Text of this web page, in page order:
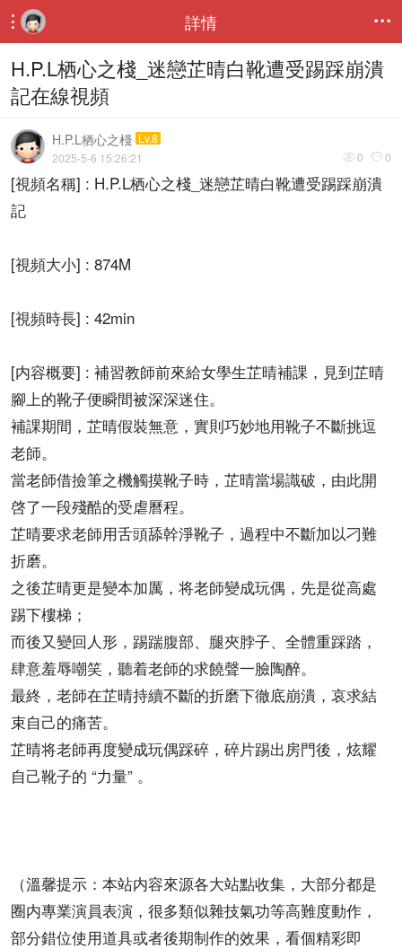
 詳情 
H.P.L栖心之棧_迷戀芷晴白靴遭受踢踩崩潰
記在線視頻
H.P.L栖心之棧 Lv.8
 0  0
2025-5-6 15:26:21
[視頻名稱] : H.P.L栖心之棧_迷戀芷晴白靴遭受踢踩崩潰
記
[視頻大小] : 874M
[視頻時長] : 42min
[内容概要] : 補習教師前來給女學生芷晴補課，見到芷晴
腳上的靴子便瞬間被深深迷住。
補課期間，芷晴假裝無意，實則巧妙地用靴子不斷挑逗
老師。
當老師借撿筆之機觸摸靴子時，芷晴當場識破，由此開
啓了一段殘酷的受虐曆程。
芷晴要求老師用舌頭舔幹淨靴子，過程中不斷加以刁難
折磨。
之後芷晴更是變本加厲，将老師變成玩偶，先是從高處
踢下樓梯；
而後又變回人形，踢踹腹部、腿夾脖子、全體重踩踏，
肆意羞辱嘲笑，聽着老師的求饒聲一臉陶醉。
最終，老師在芷晴持續不斷的折磨下徹底崩潰，哀求結
束自己的痛苦。
芷晴将老師再度變成玩偶踩碎，碎片踢出房門後，炫耀
自己靴子的 “力量” 。
（溫馨提示：本站内容來源各大站點收集，大部分都是
圈内專業演員表演，很多類似雜技氣功等高難度動作，
部分錯位使用道具或者後期制作的效果，看個精彩即